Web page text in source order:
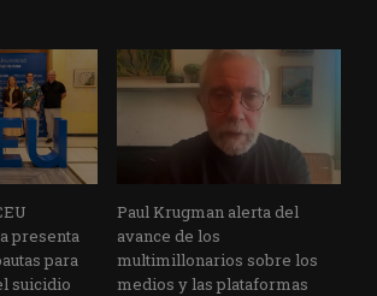
presenta
para
suicidio
Paul Krugman alerta del
avance de los
multimillonarios sobre los
medios y las plataformas